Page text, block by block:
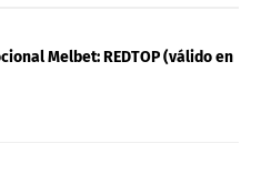
Melbet: REDTOP (válido en